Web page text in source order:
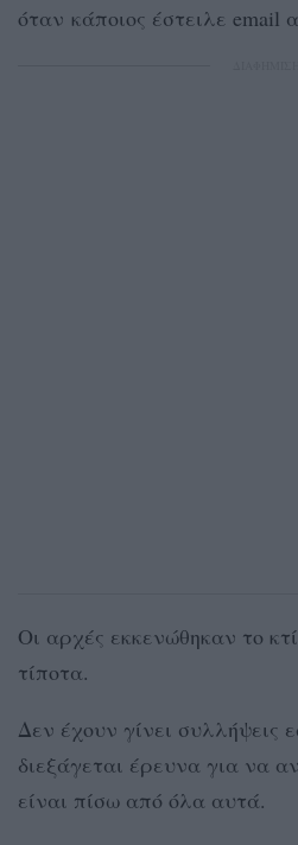
όταν κάποιος έστειλε email
Οι αρχές εκκενώθηκαν το
τίποτα.
Δεν έχουν γίνει συλλήψεις
διεξάγεται έρευνα για να
είναι πίσω από όλα αυτά.